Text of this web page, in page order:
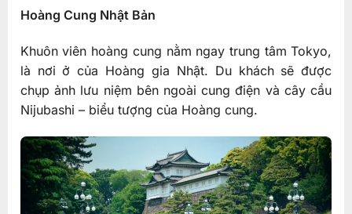
Hoàng Cung Nhật Bản
Khuôn viên hoàng cung nằm ngay trung tâm Tokyo,
là nơi ở của Hoàng gia Nhật. Du khách sẽ được
chụp ảnh lưu niệm bên ngoài cung điện và cây cầu
Nijubashi – biểu tượng của Hoàng cung.